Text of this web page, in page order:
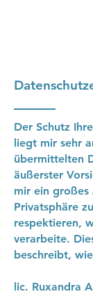
Der Schutz
liegt mir sehr
übermittelten
äußerster
mir ein großes
Privatsphäre
respektieren,
verarbeite.
beschreibt,
lic. Ruxandra